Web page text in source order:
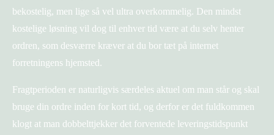
bekostelig, men lige så vel ultra overkommelig. Den mindst
kostelige løsning vil dog til enhver tid være at du selv henter
ordren, som desværre kræver at du bor tæt på internet
forretningens hjemsted.
Fragtperioden er naturligvis særdeles aktuel om man står og skal
bruge din ordre inden for kort tid, og derfor er det fuldkommen
klogt at man dobbelttjekker det forventede leveringstidspunkt